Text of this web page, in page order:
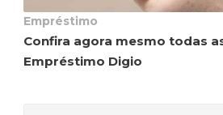
Empréstimo
Confira agora mesmo todas
Empréstimo Digio